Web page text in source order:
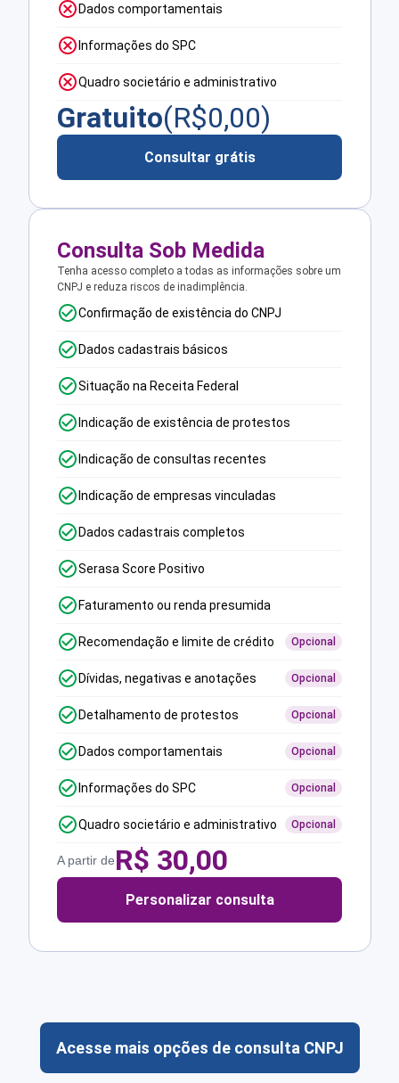
Dados comportamentais
Informações do SPC
Quadro societário e administrativo
Gratuito(R$0,00)
Consultar grátis
Consulta Sob Medida
Tenha acesso completo a todas as informações sobre um
CNPJ e reduza riscos de inadimplência.
Confirmação de existência do CNPJ
Dados cadastrais básicos
Situação na Receita Federal
Indicação de existência de protestos
Indicação de consultas recentes
Indicação de empresas vinculadas
Dados cadastrais completos
Serasa Score Positivo
Faturamento ou renda presumida
Recomendação e limite de crédito Opcional
Dívidas, negativas e anotações Opcional
Detalhamento de protestos Opcional
Dados comportamentais Opcional
Informações do SPC Opcional
Quadro societário e administrativo Opcional
A partir deR$ 30,00
Personalizar consulta
Acesse mais opções de consulta CNPJ